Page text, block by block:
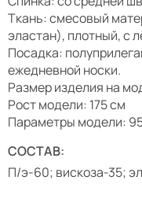
Ткань: смесовый
эластан), плотный, с
Посадка:
ежедневной носки.
Размер изделия на
Рост модели: 175 см
Параметры модели:
СОСТАВ:
П/э-60; вискоза-35;